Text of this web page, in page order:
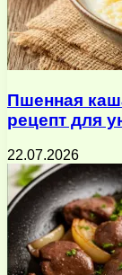
Пшенная
рецепт для
22.07.2026